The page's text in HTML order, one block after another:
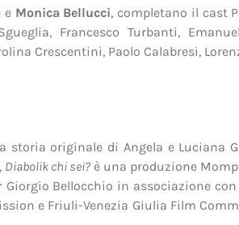
e Monica Bellucci, completano il cast
Francesco Turbanti,
Crescentini, Paolo Calabresi,
originale di Angela e Luciana
Diabolik chi sei?è una produzione
Bellocchio in associazione
e Friuli-Venezia Giulia Film